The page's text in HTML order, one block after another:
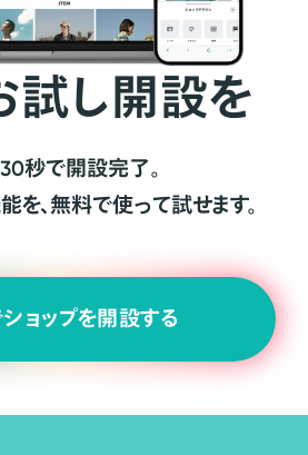
試し開設を
秒で開設完了。
を、無料で使って試せます。
ョップを開設する